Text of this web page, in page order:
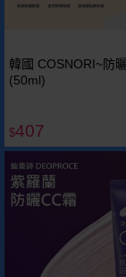
韓國 COSNORI~防
(50ml)
$407